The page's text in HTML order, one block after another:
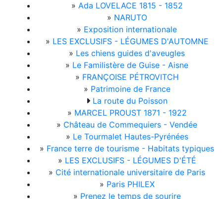
» Ada LOVELACE 1815 - 1852
» NARUTO
» Exposition internationale
» LES EXCLUSIFS - LÉGUMES D'AUTOMNE
» Les chiens guides d'aveugles
» Le Familistère de Guise - Aisne
» FRANÇOISE PÉTROVITCH
» Patrimoine de France
La route du Poisson
» MARCEL PROUST 1871 - 1922
» Château de Commequiers - Vendée
» Le Tourmalet Hautes-Pyrénées
» France terre de tourisme - Habitats typiques
» LES EXCLUSIFS - LÉGUMES D'ÉTÉ
» Cité internationale universitaire de Paris
» Paris PHILEX
» Prenez le temps de sourire